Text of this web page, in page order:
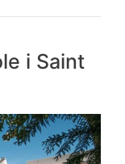
i Saint